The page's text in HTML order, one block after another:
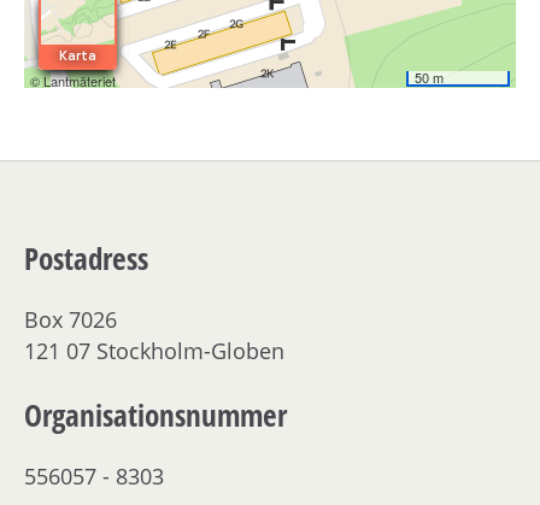
Postadress
Box 7026
121 07 Stockholm-Globen
Organisationsnummer
556057 - 8303